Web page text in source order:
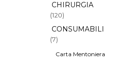
CHIRURGIA
(120)
CONSUMABILI
(7)
Carta Mentoniera